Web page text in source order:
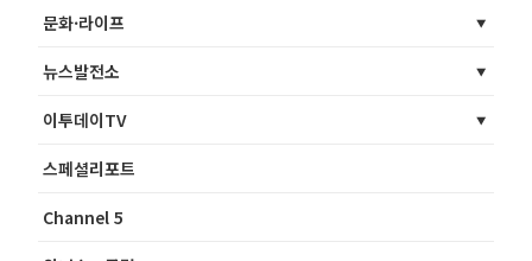
문화·라이프
뉴스발전소
이투데이TV
스페셜리포트
Channel 5